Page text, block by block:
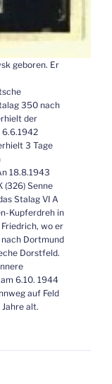
geboren. Er
350 nach
der
6.6.1942
3 Tage
18.8.1943
(326) Senne
Stalag VI A
Kupferdreh in
wo er
Dortmund
Dorstfeld.
6.10. 1944
auf Feld
alt.